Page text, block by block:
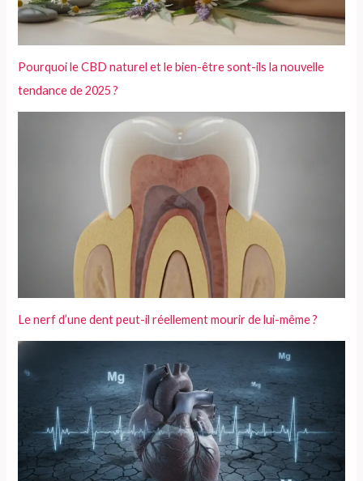
Pourquoi le CBD naturel et le bien-être sont-ils la nouvelle
tendance de 2025 ?
Le nerf d’une dent peut-il réellement mourir de lui-même ?